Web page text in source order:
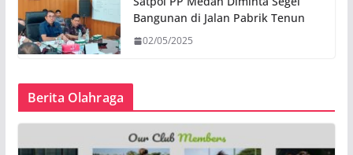
Bangunan di Jalan Pabrik Tenun
02/05/2025
Berita Olahraga